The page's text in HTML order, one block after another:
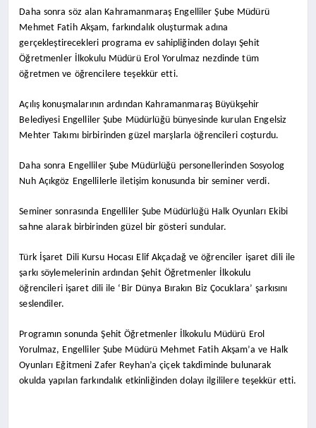
Daha sonra söz alan Kahramanmaraş Engelliler Şube Müdürü
Mehmet Fatih Akşam, farkındalık oluşturmak adına
gerçekleştirecekleri programa ev sahipliğinden dolayı Şehit
Öğretmenler İlkokulu Müdürü Erol Yorulmaz nezdinde tüm
öğretmen ve öğrencilere teşekkür etti.
Açılış konuşmalarının ardından Kahramanmaraş Büyükşehir
Belediyesi Engelliler Şube Müdürlüğü bünyesinde kurulan Engelsiz
Mehter Takımı birbirinden güzel marşlarla öğrencileri coşturdu.
Daha sonra Engelliler Şube Müdürlüğü personellerinden Sosyolog
Nuh Açıkgöz Engellilerle iletişim konusunda bir seminer verdi.
Seminer sonrasında Engelliler Şube Müdürlüğü Halk Oyunları Ekibi
sahne alarak birbirinden güzel bir gösteri sundular.
Türk İşaret Dili Kursu Hocası Elif Akçadağ ve öğrenciler işaret dili ile
şarkı söylemelerinin ardından Şehit Öğretmenler İlkokulu
öğrencileri işaret dili ile ‘Bir Dünya Bırakın Biz Çocuklara’ şarkısını
seslendiler.
Programın sonunda Şehit Öğretmenler İlkokulu Müdürü Erol
Yorulmaz, Engelliler Şube Müdürü Mehmet Fatih Akşam’a ve Halk
Oyunları Eğitmeni Zafer Reyhan’a çiçek takdiminde bulunarak
okulda yapılan farkındalık etkinliğinden dolayı ilgililere teşekkür etti.